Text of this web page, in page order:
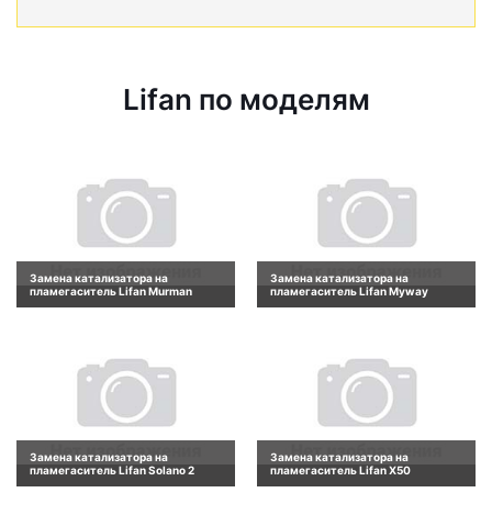
Lifan по моделям
Замена катализатора на
пламегаситель Lifan Murman
Замена катализатора на
пламегаситель Lifan Myway
Замена катализатора на
пламегаситель Lifan Solano 2
Замена катализатора на
пламегаситель Lifan X50